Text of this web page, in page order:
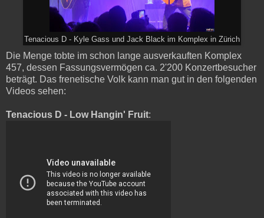
Tenacious D - Kyle Gass und Jack Black im Komplex in Zürich
Die Menge tobte im schon lange ausverkauften Komplex
457, dessen Fassungsvermögen ca. 2'200 Konzertbesucher
beträgt. Das frenetische Volk kann man gut in den folgenden
Videos sehen:
Tenacious D - Low Hangin' Fruit: